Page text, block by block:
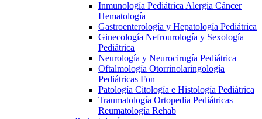
Inmunología Pediátrica Alergia Cáncer
Hematología
Gastroenterología y Hepatología Pediátrica
Ginecología Nefrourología y Sexología
Pediátrica
Neurología y Neurocirugía Pediátrica
Oftalmología Otorrinolaringología
Pediátricas Fon
Patología Citología e Histología Pediátrica
Traumatología Ortopedia Pediátricas
Reumatología Rehab